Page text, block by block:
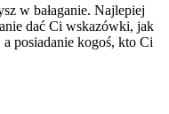
w bałaganie. Najlepiej
dać Ci wskazówki, jak
posiadanie kogoś, kto Ci